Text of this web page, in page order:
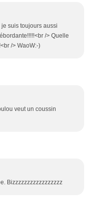
suis toujours aussi
/> Quelle
/> WaoW:-)
veut un coussin
Bizzzzzzzzzzzzzzzzz